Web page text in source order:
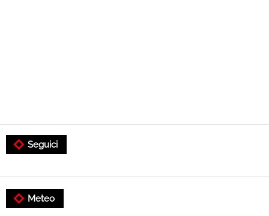
Seguici
Meteo